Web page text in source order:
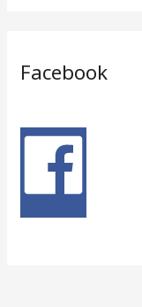
Facebook